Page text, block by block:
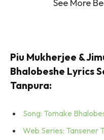
See More
Piu Mukherjee &
Bhalobeshe Lyrics
Tanpura:
Song: Tomake
Web Series: Tansener